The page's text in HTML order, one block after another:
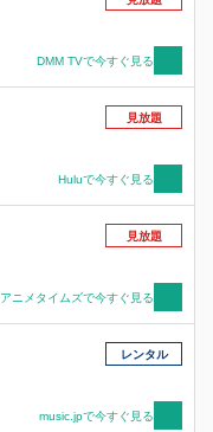
DMM TVで今すぐ見る
見放題
Huluで今すぐ見る
見放題
アニメタイムズで今すぐ見る
レンタル
music.jpで今すぐ見る